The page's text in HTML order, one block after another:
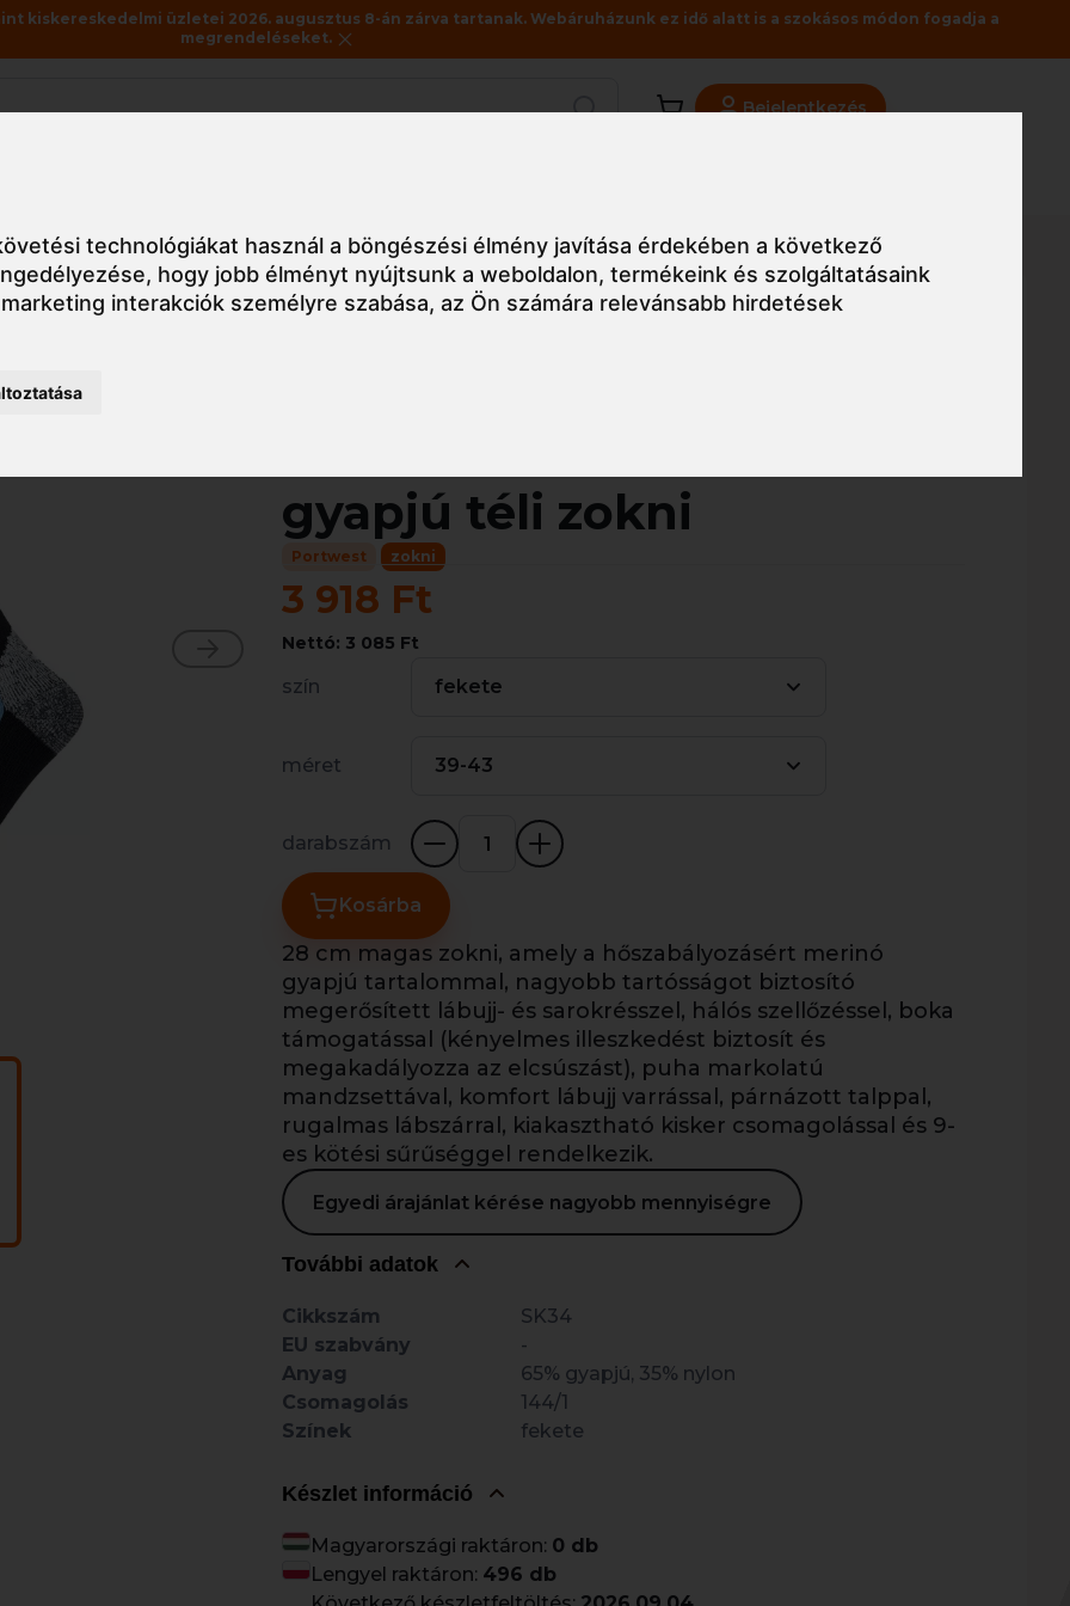
technológiákat használ a böngészési élmény javítása érdekében a következő
, hogy jobb élményt nyújtsunk a weboldalon,termékeink és szolgáltatásaink
interakciók személyre szabása,az Ön számára relevánsabb hirdetések
kiskereskedelmi üzletei 2026. augusztus 8-án zárva tartanak. Webáruházunk ez idő alatt is a szokásos módon fogadja a
megrendeléseket.
Bejelentkezés
Zokni SK34 Portwest Merinó gyapjú téli zokni
gyapjú téli zokni
Portwest zokni
3 918 Ft
Nettó: 3 085 Ft
szín fekete
méret 39-43
darabszám
Kosárba
28 cm magas zokni, amely a hőszabályozásért merinó
gyapjú tartalommal, nagyobb tartósságot biztosító
megerősített lábujj- és sarokrésszel, hálós szellőzéssel, boka
támogatással (kényelmes illeszkedést biztosít és
megakadályozza az elcsúszást), puha markolatú
mandzsettával, komfort lábujj varrással, párnázott talppal,
rugalmas lábszárral, kiakasztható kisker csomagolással és 9-
es kötési sűrűséggel rendelkezik.
Egyedi árajánlat kérése nagyobb mennyiségre
További adatok
Cikkszám
SK34
EU szabvány
-
Anyag
65% gyapjú, 35% nylon
Csomagolás
144/1
Színek
fekete
Készlet információ
Magyarországi raktáron: 0 db
Lengyel raktáron: 496 db